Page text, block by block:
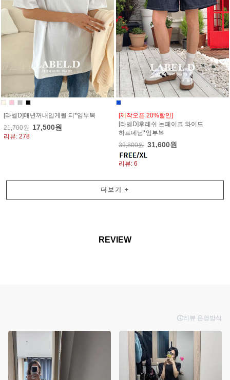
[라벨D]매년꺼내입게될 티*임부복
21,700원 17,500원
리뷰: 278
[제작오픈 20%할인]
[라벨D]후레쉬 논페이크 와이드
하프데님*임부복
39,800원 31,600원
리뷰: 6
더보기 +
REVIEW